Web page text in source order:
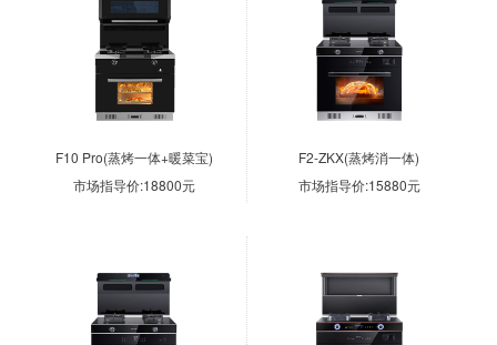
F10 Pro(蒸烤一体+暖菜宝)
市场指导价:18800元
F2-ZKX(蒸烤消一体)
市场指导价:15880元